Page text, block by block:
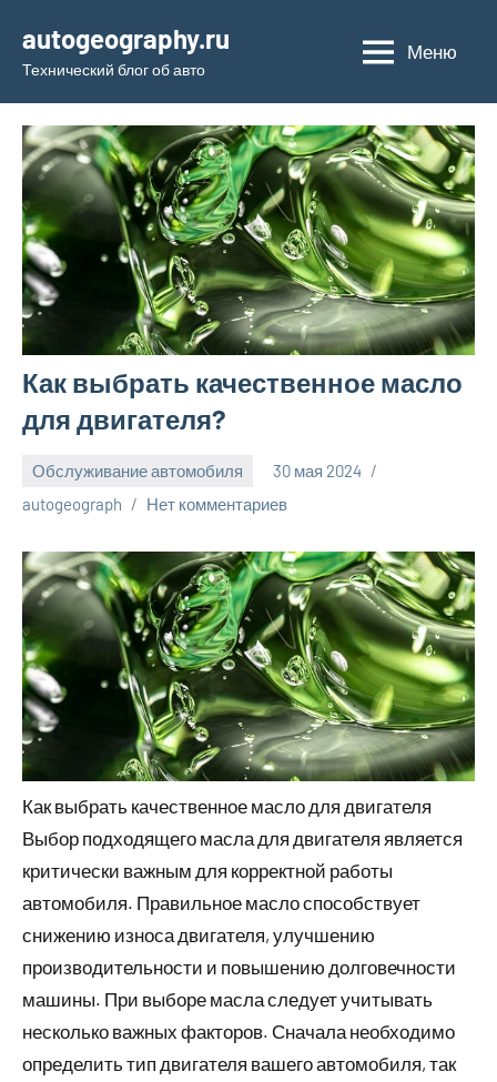
содержимому
autogeography.ru
Технический блог об авто
Меню
Как выбрать качественное масло
для двигателя?
Обслуживание автомобиля
30 мая 2024
autogeograph
Нет комментариев
Как выбрать качественное масло для двигателя
Выбор подходящего масла для двигателя является
критически важным для корректной работы
автомобиля. Правильное масло способствует
снижению износа двигателя, улучшению
производительности и повышению долговечности
машины. При выборе масла следует учитывать
несколько важных факторов. Сначала необходимо
определить тип двигателя вашего автомобиля, так